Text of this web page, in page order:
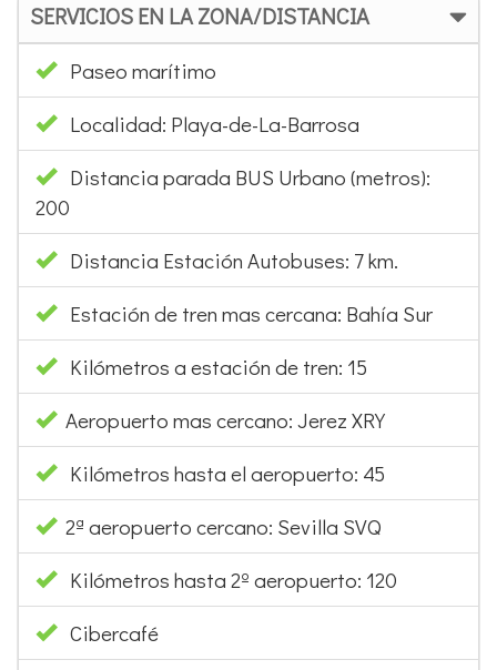
SERVICIOS EN LA ZONA/DISTANCIA
Paseo marítimo
Localidad: Playa-de-La-Barrosa
Distancia parada BUS Urbano (metros):
200
Distancia Estación Autobuses: 7 km.
Estación de tren mas cercana: Bahía Sur
Kilómetros a estación de tren: 15
Aeropuerto mas cercano: Jerez XRY
Kilómetros hasta el aeropuerto: 45
2ª aeropuerto cercano: Sevilla SVQ
Kilómetros hasta 2º aeropuerto: 120
Cibercafé